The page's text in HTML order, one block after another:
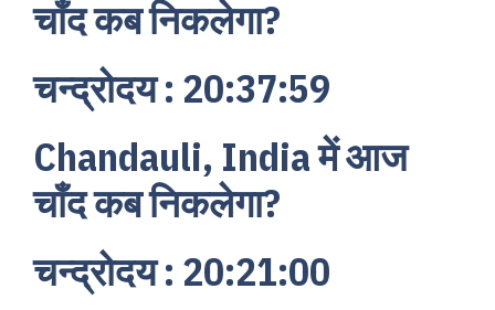
चाँद कब निकलेगा?
चन्द्रोदय : 20:37:59
Chandauli, India में आज
चाँद कब निकलेगा?
चन्द्रोदय : 20:21:00